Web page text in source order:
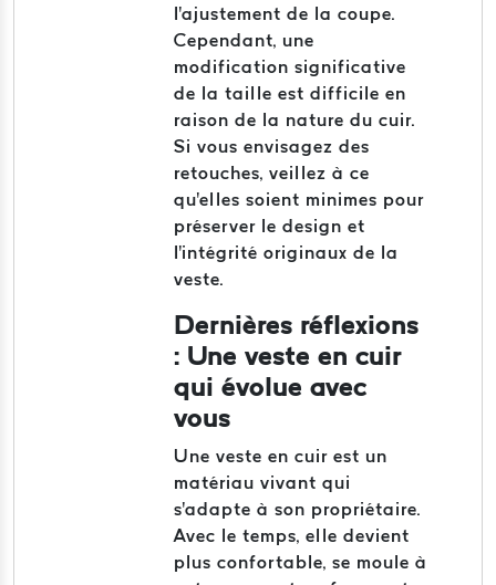
l'ajustement de la coupe.
Cependant, une
modification significative
de la taille est difficile en
raison de la nature du cuir.
Si vous envisagez des
retouches, veillez à ce
qu'elles soient minimes pour
préserver le design et
l'intégrité originaux de la
veste.
Dernières réflexions
: Une veste en cuir
qui évolue avec
vous
Une veste en cuir est un
matériau vivant qui
s'adapte à son propriétaire.
Avec le temps, elle devient
plus confortable, se moule à